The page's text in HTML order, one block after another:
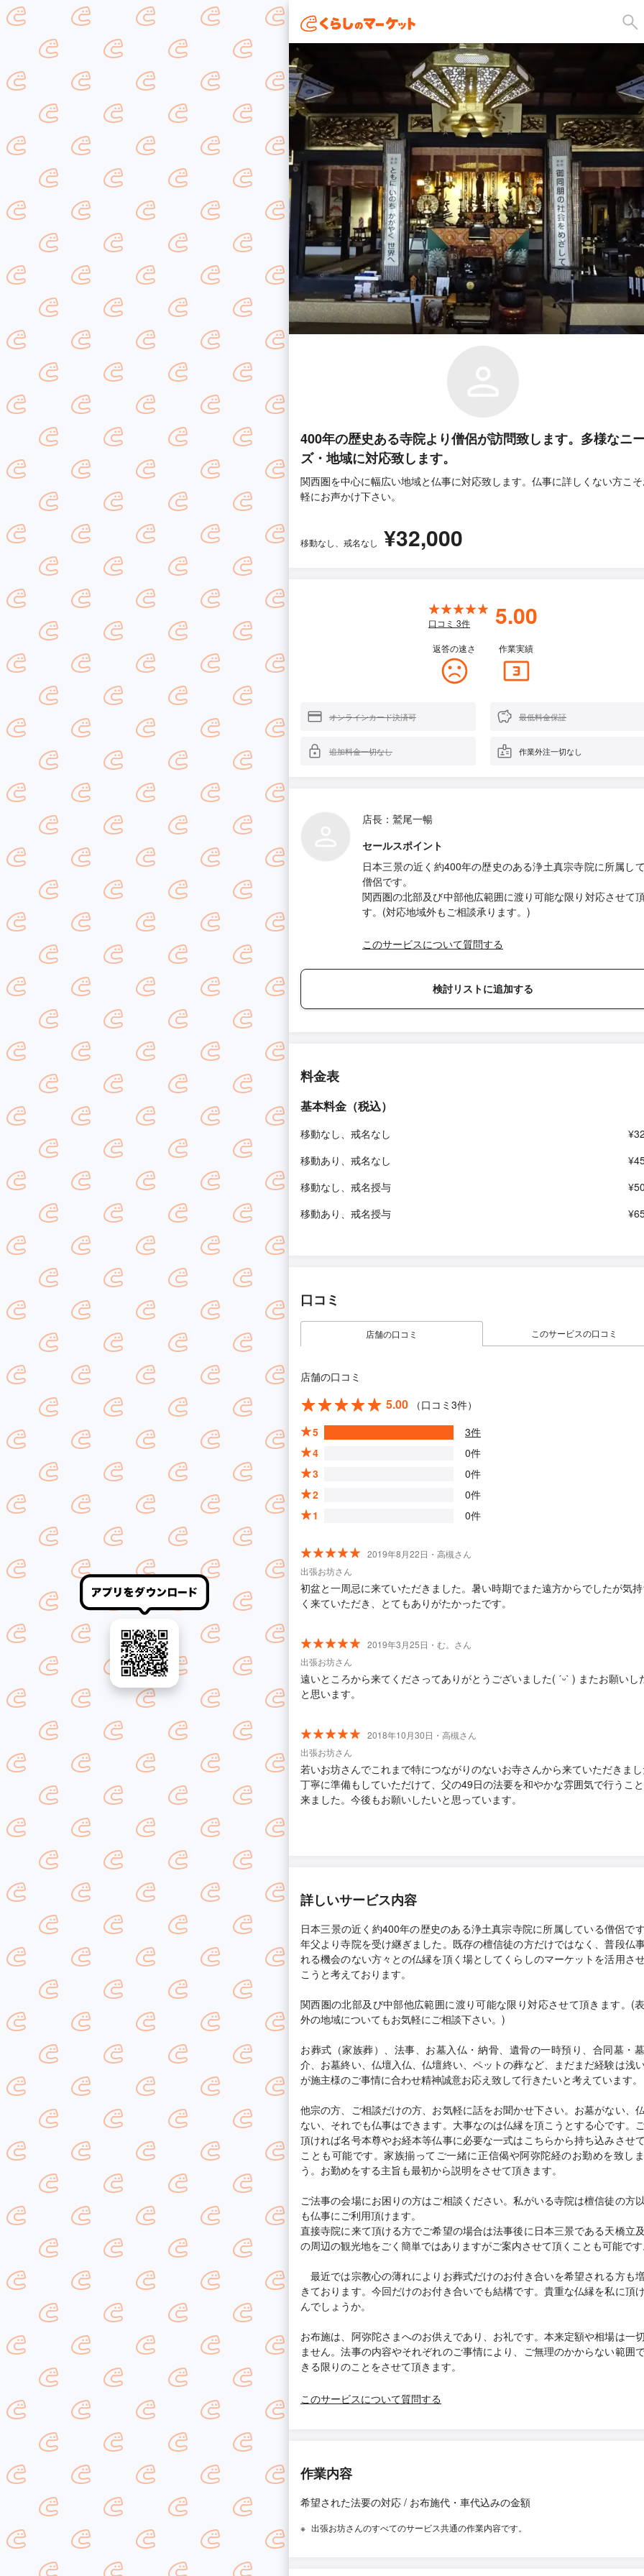
400年の歴史ある寺院より僧侶が訪問致します。多様なニ
ズ・地域に対応致します。
関西圏を中心に幅広い地域と仏事に対応致します。仏事に詳しくない方こ
軽にお声かけ下さい。
移動なし、戒名なし ¥32,000
口コミ 3件 5.00
返答の速さ 作業実績
オンラインカード決済可 最低料金保証
追加料金一切なし 作業外注一切なし
店長：鷲尾一暢
セールスポイント
日本三景の近く約400年の歴史のある浄土真宗寺院に所属し
僧侶です。
関西圏の北部及び中部他広範囲に渡り可能な限り対応させて
す。(対応地域外もご相談承ります。)
このサービスについて質問する
検討リストに追加する
料金表
基本料金（税込）
移動なし、戒名なし
移動あり、戒名なし
移動なし、戒名授与
移動あり、戒名授与
口コミ
店舗の口コミ このサービスの口コミ
店舗の口コミ
5.00
（口コミ3件）
5
3件
4
0件
3
0件
2
0件
1
0件
2019年8月22日・高槻さん
出張お坊さん
初盆と一周忌に来ていただきました。暑い時期でまた遠方からでしたが気
く来ていただき、とてもありがたかったです。
2019年3月25日・む。さん
出張お坊さん
遠いところから来てくださってありがとうございました( ˊᵕˋ ) またお願いし
と思います。
2018年10月30日・高槻さん
出張お坊さん
若いお坊さんでこれまで特につながりのないお寺さんから来ていただきま
丁寧に準備もしていただけて、父の49日の法要を和やかな雰囲気で行うこ
来ました。今後もお願いしたいと思っています。
詳しいサービス内容
日本三景の近く約400年の歴史のある浄土真宗寺院に所属している僧侶で
年父より寺院を受け継ぎました。既存の檀信徒の方だけではなく、普段仏
れる機会のない方々との仏縁を頂く場としてくらしのマーケットを活用さ
こうと考えております。
関西圏の北部及び中部他広範囲に渡り可能な限り対応させて頂きます。(
外の地域についてもお気軽にご相談下さい。)
お葬式（家族葬）、法事、お墓入仏・納骨、遺骨の一時預り、合同墓・
介、お墓終い、仏壇入仏、仏壇終い、ペットの葬など、まだまだ経験は浅
が施主様のご事情に合わせ精神誠意お応え致して行きたいと考えています。
他宗の方、ご相談だけの方、お気軽に話をお聞かせ下さい。お墓がない、
ない、それでも仏事はできます。大事なのは仏縁を頂こうとする心です。
頂ければ名号本尊やお経本等仏事に必要な一式はこちらから持ち込みさせ
ことも可能です。家族揃ってご一緒に正信偈や阿弥陀経のお勤めを致し
う。お勤めをする主旨も最初から説明をさせて頂きます。
ご法事の会場にお困りの方はご相談ください。私がいる寺院は檀信徒の方
も仏事にご利用頂けます。
直接寺院に来て頂ける方でご希望の場合は法事後に日本三景である天橋立
の周辺の観光地をごく簡単ではありますがご案内させて頂くことも可能で
最近では宗教心の薄れによりお葬式だけのお付き合いを希望される方も
きております。今回だけのお付き合いでも結構です。貴重な仏縁を私に頂
んでしょうか。
お布施は、阿弥陀さまへのお供えであり、お礼です。本来定額や相場は一
ません。法事の内容やそれぞれのご事情により、ご無理のかからない範囲
きる限りのことをさせて頂きます。
このサービスについて質問する
作業内容
希望された法要の対応 / お布施代・車代込みの金額
出張お坊さんのすべてのサービス共通の作業内容です。